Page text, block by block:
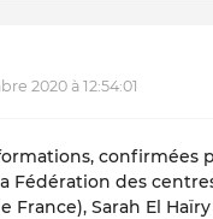
2020 à 12:54:01
confirmées
Fédération des
France), Sarah El